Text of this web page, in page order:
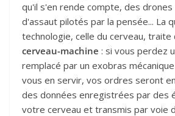
qu'il s'en rende compte, des
d'assaut pilotés par la pensée... La
technologie, celle du cerveau, traite
cerveau-machine : si vous perdez
remplacé par un exobras
vous en servir, vos ordres seront
des données enregistrées par des
votre cerveau et transmis par voie